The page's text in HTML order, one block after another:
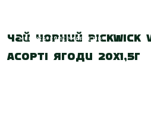
Чай чорний Pickwick
Асорті Ягоди 20х1,5г